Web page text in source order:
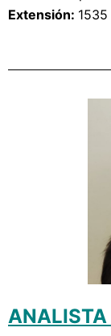
Extensión: 1535